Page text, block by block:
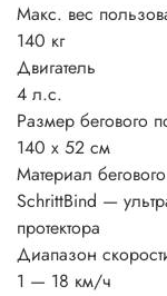
Макс. вес
140 кг
Двигатель
4 л.с.
Размер бегового
140 х 52 см
Материал
SchrittBind —
протектора
Диапазон
1 — 18 км/ч